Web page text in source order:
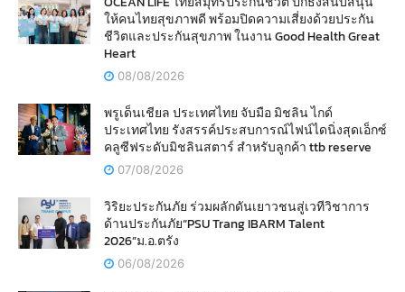
ให้คนไทยสุขภาพดี พร้อมปิดความเสี่ยงด้วยประกัน
ชีวิตและประกันสุขภาพ ในงาน Good Health Great
Heart
08/08/2026
พรูเด็นเชียล ประเทศไทย จับมือ มิชลิน ไกด์
ประเทศไทย รังสรรค์ประสบการณ์ไฟน์ไดนิ่งสุดเอ็กซ์
คลูซีฟระดับมิชลินสตาร์ สำหรับลูกค้า ttb reserve
07/08/2026
วิริยะประกันภัย ร่วมผลักดันเยาวชนสู่เวทีวิชาการ
ด้านประกันภัย“PSU Trang IBARM Talent
2026”ม.อ.ตรัง
06/08/2026